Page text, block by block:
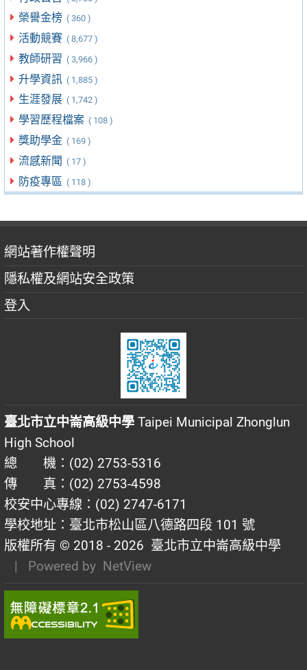
榮譽金榜 ( 360 )
活動競賽 ( 8,677 )
教師研習 ( 3,966 )
升學資訊 ( 1,885 )
生涯發展 ( 1,742 )
學習歷程檔案 ( 108 )
獎助學金 ( 169 )
流感新聞 ( 17 )
防疫專區 ( 118 )
網站著作權聲明
隱私權及網站安全政策
登入
臺北市立中崙高級中學 Taipei Municipal Zhonglun
High School
總 機：(02) 2753-5316
傳 真：(02) 2753-4598
校安中心專線：(02) 2747-6171
學校地址：臺北市松山區八德路四段 101 號
版權所有 © 2018 - 2026 臺北市立中崙高級中學
| Powered by NetView